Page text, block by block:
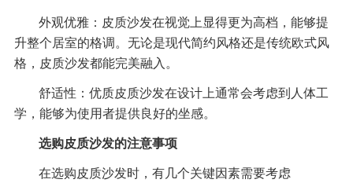
外观优雅：皮质沙发在视觉上显得更为高档，能够提
升整个居室的格调。无论是现代简约风格还是传统欧式风
格，皮质沙发都能完美融入。
舒适性：优质皮质沙发在设计上通常会考虑到人体工
学，能够为使用者提供良好的坐感。
选购皮质沙发的注意事项
在选购皮质沙发时，有几个关键因素需要考虑